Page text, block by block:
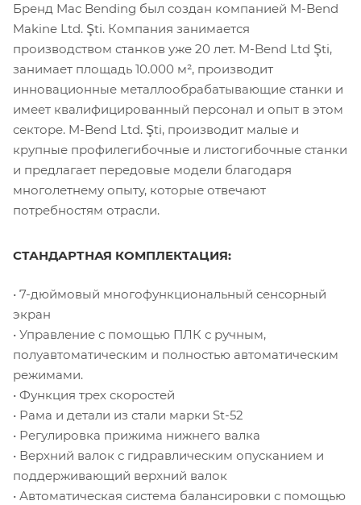
Бренд Mac Bending был создан компанией M-Bend
Makine Ltd. Şti. Компания занимается
производством станков уже 20 лет. M-Bend Ltd Şti,
занимает площадь 10.000 м², производит
инновационные металлообрабатывающие станки и
имеет квалифицированный персонал и опыт в этом
секторе. M-Bend Ltd. Şti, производит малые и
крупные профилегибочные и листогибочные станки
и предлагает передовые модели благодаря
многолетнему опыту, которые отвечают
потребностям отрасли.
СТАНДАРТНАЯ КОМПЛЕКТАЦИЯ:
• 7-дюймовый многофункциональный сенсорный
экран
• Управление с помощью ПЛК с ручным,
полуавтоматическим и полностью автоматическим
режимами.
• Функция трех скоростей
• Рама и детали из стали марки St-52
• Регулировка прижима нижнего валка
• Верхний валок с гидравлическим опусканием и
поддерживающий верхний валок
• Автоматическая система балансировки с помощью